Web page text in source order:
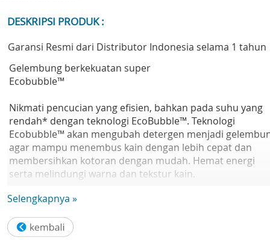
DESKRIPSI PRODUK :
Garansi Resmi dari Distributor Indonesia selama 1 tahun
Gelembung berkekuatan super
Ecobubble™
Nikmati pencucian yang efisien, bahkan pada suhu yang
rendah* dengan teknologi EcoBubble™. Teknologi
Ecobubble™ akan mengubah detergen menjadi
agar mampu menembus kain dengan lebih cepat dan
membersihkan kotoran dengan mudah. Hemat energi
serta melindungi warna dan tekstur kain.
Membersihkan baju dengan higienis
Selengkapnya »